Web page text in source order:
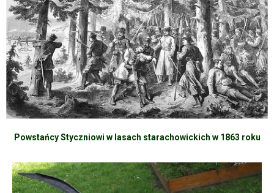
Powstańcy Styczniowi w lasach starachowickich w 1863 roku